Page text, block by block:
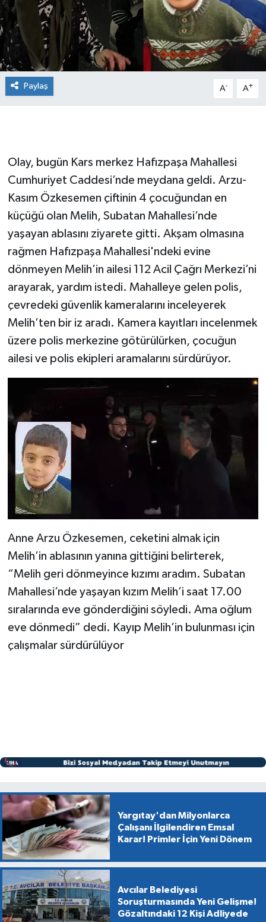
Paylaş A- A+
Olay, bugün Kars merkez Hafızpaşa Mahallesi
Cumhuriyet Caddesi’nde meydana geldi. Arzu-
Kasım Özkesemen çiftinin 4 çocuğundan en
küçüğü olan Melih, Subatan Mahallesi’nde
yaşayan ablasını ziyarete gitti. Akşam olmasına
rağmen Hafızpaşa Mahallesi'ndeki evine
dönmeyen Melih’in ailesi 112 Acil Çağrı Merkezi’ni
arayarak, yardım istedi. Mahalleye gelen polis,
çevredeki güvenlik kameralarını inceleyerek
Melih’ten bir iz aradı. Kamera kayıtları incelenmek
üzere polis merkezine götürülürken, çocuğun
ailesi ve polis ekipleri aramalarını sürdürüyor.
Anne Arzu Özkesemen, ceketini almak için
Melih’in ablasının yanına gittiğini belirterek,
“Melih geri dönmeyince kızımı aradım. Subatan
Mahallesi’nde yaşayan kızım Melih’i saat 17.00
sıralarında eve gönderdiğini söyledi. Ama oğlum
eve dönmedi” dedi. Kayıp Melih’in bulunması için
çalışmalar sürdürülüyor
Yargıtay'dan Milyonlarca
Çalışanı İlgilendiren Emsal
Karar! Primler İçin Yeni Dönem
Avcılar Belediyesi
Soruşturmasında Yeni Gelişme!
Gözaltındaki 12 Kişi Adliyede